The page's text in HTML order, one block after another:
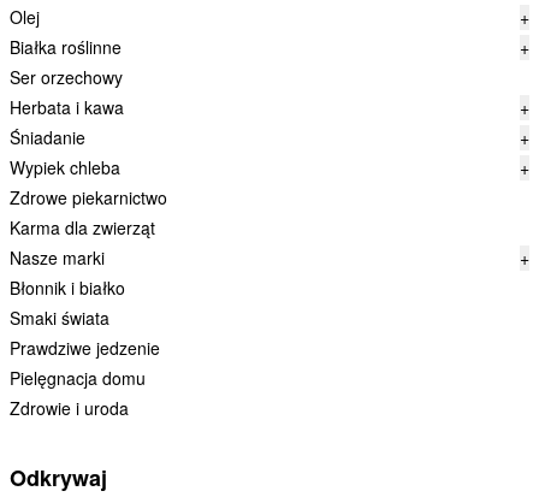
Olej
+
Białka roślinne
+
Ser orzechowy
Herbata i kawa
+
Śniadanie
+
Wypiek chleba
+
Zdrowe piekarnictwo
Karma dla zwierząt
Nasze marki
+
Błonnik i białko
Smaki świata
Prawdziwe jedzenie
Pielęgnacja domu
Zdrowie i uroda
Odkrywaj